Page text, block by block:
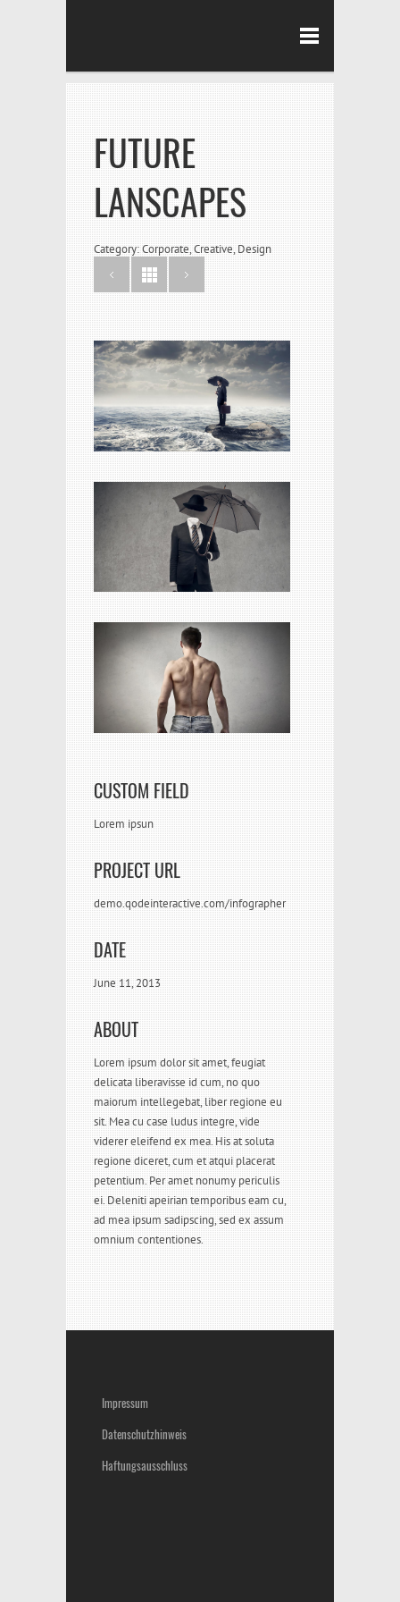
FUTURE
LANSCAPES
Category: Corporate, Creative, Design
CUSTOM FIELD
Lorem ipsun
PROJECT URL
demo.qodeinteractive.com/infographer
DATE
June 11, 2013
ABOUT
Lorem ipsum dolor sit amet, feugiat
delicata liberavisse id cum, no quo
maiorum intellegebat, liber regione eu
sit. Mea cu case ludus integre, vide
viderer eleifend ex mea. His at soluta
regione diceret, cum et atqui placerat
petentium. Per amet nonumy periculis
ei. Deleniti apeirian temporibus eam cu,
ad mea ipsum sadipscing, sed ex assum
omnium contentiones.
Impressum
Datenschutzhinweis
Haftungsausschluss